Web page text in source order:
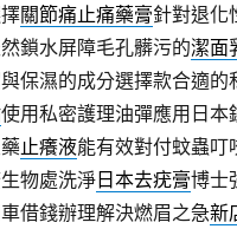
關節痛止痛藥膏針對退化
鎖水屏障毛孔髒污的潔面
保濕的成分選擇款合適的
使用私密護理油彈應用日本
止癢液能有效對付蚊蟲叮
物處洗淨 日本去疣膏博士
借錢辦理解決燃眉之急新